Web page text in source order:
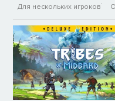
Для нескольких игроков